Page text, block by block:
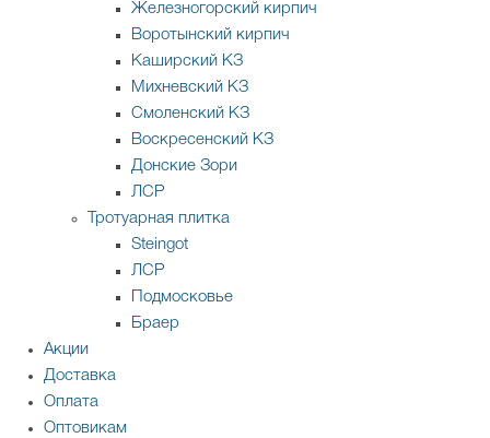
Железногорский кирпич
Воротынский кирпич
Каширский КЗ
Михневский КЗ
Смоленский КЗ
Воскресенский КЗ
Донские Зори
ЛСР
Тротуарная плитка
Steingot
ЛСР
Подмосковье
Браер
Акции
Доставка
Оплата
Оптовикам